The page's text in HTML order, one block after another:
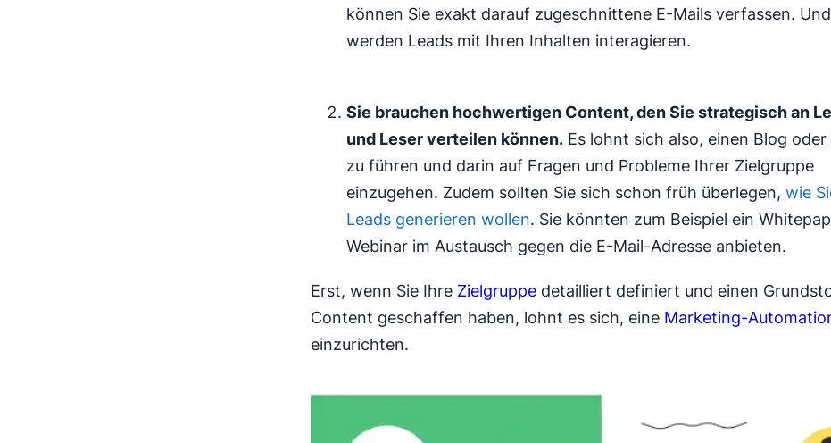
können Sie exakt darauf zugeschnittene E-Mails verfassen.
werden Leads mit Ihren Inhalten interagieren.
Sie brauchen hochwertigen Content, den Sie strategisch an
und Leser verteilen können. Es lohnt sich also, einen Blog oder
zu führen und darin auf Fragen und Probleme Ihrer Zielgruppe
einzugehen. Zudem sollten Sie sich schon früh überlegen, wie
Leads generieren wollen. Sie könnten zum Beispiel ein
Webinar im Austausch gegen die E-Mail-Adresse anbieten.
Erst, wenn Sie Ihre Zielgruppe detailliert definiert und einen
Content geschaffen haben, lohnt es sich, eine Marketing-
einzurichten.